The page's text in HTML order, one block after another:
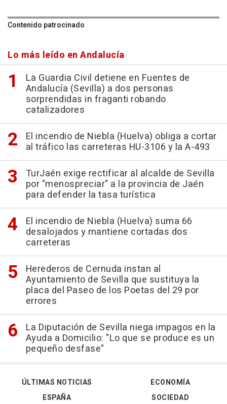
Contenido patrocinado
Lo más leído en Andalucía
La Guardia Civil detiene en Fuentes de
Andalucía (Sevilla) a dos personas
sorprendidas in fraganti robando
catalizadores
El incendio de Niebla (Huelva) obliga a cortar
al tráfico las carreteras HU-3106 y la A-493
TurJaén exige rectificar al alcalde de Sevilla
por "menospreciar" a la provincia de Jaén
para defender la tasa turística
El incendio de Niebla (Huelva) suma 66
desalojados y mantiene cortadas dos
carreteras
Herederos de Cernuda instan al
Ayuntamiento de Sevilla que sustituya la
placa del Paseo de los Poetas del 29 por
errores
La Diputación de Sevilla niega impagos en la
Ayuda a Domicilio: "Lo que se produce es un
pequeño desfase"
ÚLTIMAS NOTICIAS
ESPAÑA
ECONOMÍA
SOCIEDAD